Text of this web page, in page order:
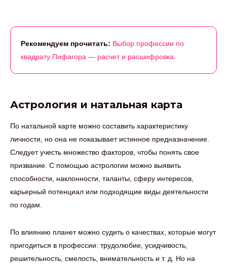
Рекомендуем прочитать: Выбор профессии по
квадрату Пифагора — расчет и расшифровка.
Астрология и натальная карта
По натальной карте можно составить характеристику
личности, но она не показывает истинное предназначение.
Следует учесть множество факторов, чтобы понять свое
призвание. С помощью астрологии можно выявить
способности, наклонности, таланты, сферу интересов,
карьерный потенциал или подходящие виды деятельности
по годам.
По влиянию планет можно судить о качествах, которые могут
пригодиться в профессии: трудолюбие, усидчивость,
решительность, смелость, внимательность и т. д. Но на